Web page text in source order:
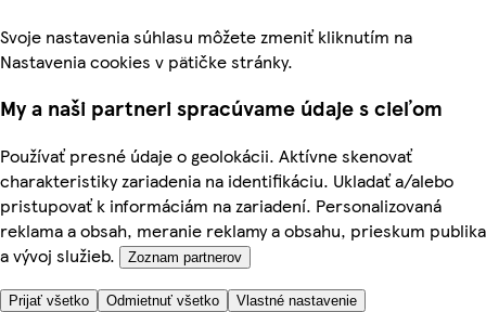
Svoje nastavenia súhlasu môžete zmeniť kliknutím na
Nastavenia cookies v pätičke stránky.
My a naši partneri spracúvame údaje s cieľom
Používať presné údaje o geolokácii. Aktívne skenovať
charakteristiky zariadenia na identifikáciu. Ukladať a/alebo
pristupovať k informáciám na zariadení. Personalizovaná
reklama a obsah, meranie reklamy a obsahu, prieskum publika
a vývoj služieb.
Zoznam partnerov
Prijať všetko Odmietnuť všetko Vlastné nastavenie